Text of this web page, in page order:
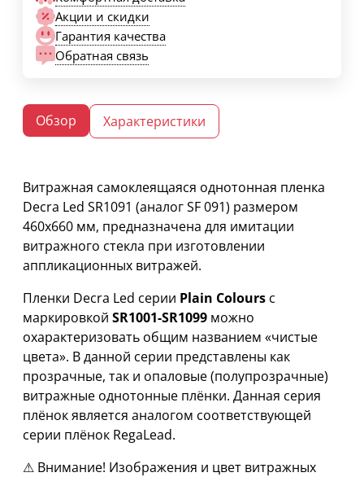
Акции и скидки
Гарантия качества
Обратная связь
Обзор Характеристики
Витражная самоклеящаяся однотонная пленка
Decra Led SR1091 (аналог SF 091) размером
460х660 мм, предназначена для имитации
витражного стекла при изготовлении
аппликационных витражей.
Пленки Decra Led серии Plain Colours с
маркировкой SR1001-SR1099 можно
охарактеризовать общим названием «чистые
цвета». В данной серии представлены как
прозрачные, так и опаловые (полупрозрачные)
витражные однотонные плёнки. Данная серия
плёнок является аналогом соответствующей
серии плёнок RegaLead.
⚠ Внимание! Изображения и цвет витражных